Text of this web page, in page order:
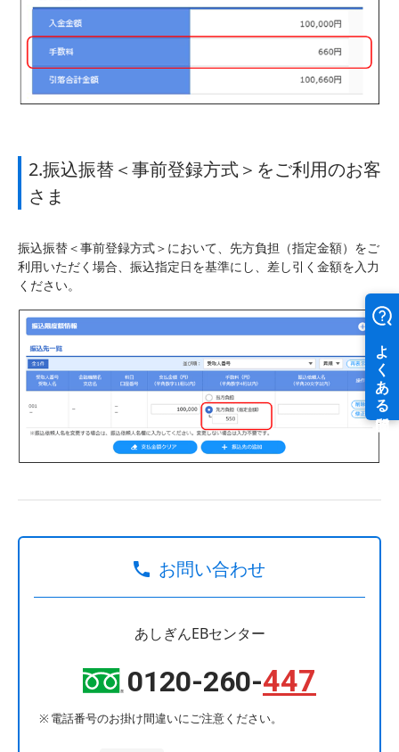
2.振込振替＜事前登録方式＞をご利用のお客
さま
振込振替＜事前登録方式＞において、先方負担（指定金額）をご
利用いただく場合、振込指定日を基準にし、差し引く金額を入力
ください。
お問い合わせ
あしぎんEBセンター
0120-260-447
電話番号のお掛け間違いにご注意ください。